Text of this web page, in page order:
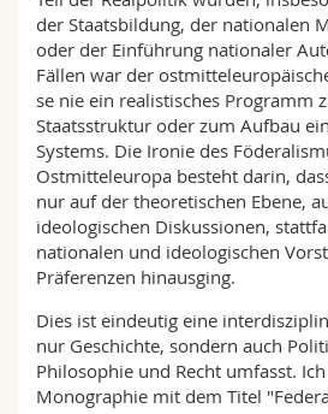
der Staatsbildung, der nationalen
oder der Einführung nationaler
Fällen war der
se nie ein realistisches Programm
Staatsstruktur oder zum Aufbau
Systems. Die Ironie des
Ostmitteleuropa besteht darin,
nur auf der theoretischen Ebene,
ideologischen Diskussionen,
nationalen und ideologischen
Präferenzen hinausging.
Dies ist eindeutig eine
nur Geschichte, sondern auch
Philosophie und Recht umfasst.
Monographie mit dem Titel